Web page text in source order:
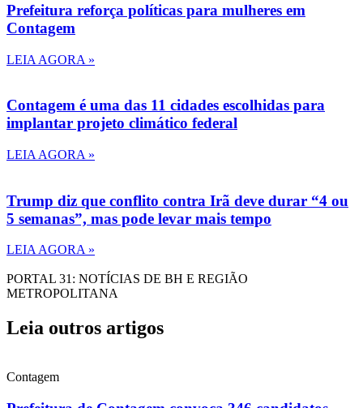
Prefeitura reforça políticas para mulheres em
Contagem
LEIA AGORA »
Contagem é uma das 11 cidades escolhidas para
implantar projeto climático federal
LEIA AGORA »
Trump diz que conflito contra Irã deve durar “4 ou
5 semanas”, mas pode levar mais tempo
LEIA AGORA »
PORTAL 31: NOTÍCIAS DE BH E REGIÃO
METROPOLITANA
Leia outros artigos
Contagem